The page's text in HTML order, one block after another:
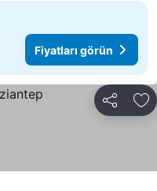
Fiyatları görün
Paylaş